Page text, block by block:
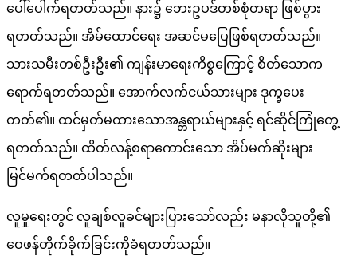
ပေါ်ပေါက်ရတတ်သည်။ နား၌ ဘေးဥပဒ်တစ်စုံတရာ ဖြစ်ပွား
ရတတ်သည်။ အိမ်ထောင်ရေး အဆင်မပြေဖြစ်ရတတ်သည်။
သားသမီးတစ်ဦးဦး၏ ကျန်းမာရေးကိစ္စကြောင့် စိတ်သောက
ရောက်ရတတ်သည်။ အောက်လက်ငယ်သားများ ဒုက္ခပေး
တတ်၏။ ထင်မှတ်မထားသောအန္တရာယ်များနှင့် ရင်ဆိုင်ကြုံတွေ့
ရတတ်သည်။ ထိတ်လန့်စရာကောင်းသော အိပ်မက်ဆိုးများ
မြင်မက်ရတတ်ပါသည်။
လူမှုရေးတွင် လူချစ်လူခင်များပြားသော်လည်း မနာလိုသူတို့၏
ဝေဖန်တိုက်ခိုက်ခြင်းကိုခံရတတ်သည်။